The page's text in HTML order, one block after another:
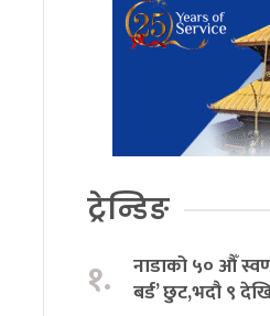
ट्रेन्डिङ
१.
नाडाको ५० औँ
बर्ड’ छुट,भदौ ९